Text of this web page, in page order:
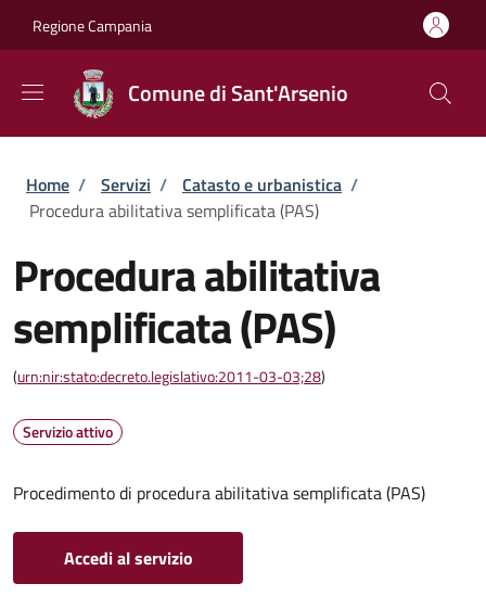
Regione Campania
Comune di Sant'Arsenio
Briciole di pane
Home / Servizi / Catasto e urbanistica /
Procedura abilitativa semplificata (PAS)
Procedura abilitativa
semplificata (PAS)
(urn:nir:stato:decreto.legislativo:2011-03-03;28)
Servizio attivo
Procedimento di procedura abilitativa semplificata (PAS)
Accedi al servizio